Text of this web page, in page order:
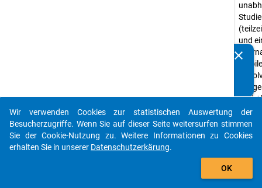
und
sind
rein
Die
clear
auto_stories
add_shopping_cart
Wir verwenden Cookies zur statistischen Auswertung der
Besucherzugriffe. Wenn Sie auf dieser Seite weitersurfen stimmen
Sie der Cookie-Nutzung zu. Weitere Informationen zu Cookies
erhalten Sie in unserer Datenschutzerkärung.
OK